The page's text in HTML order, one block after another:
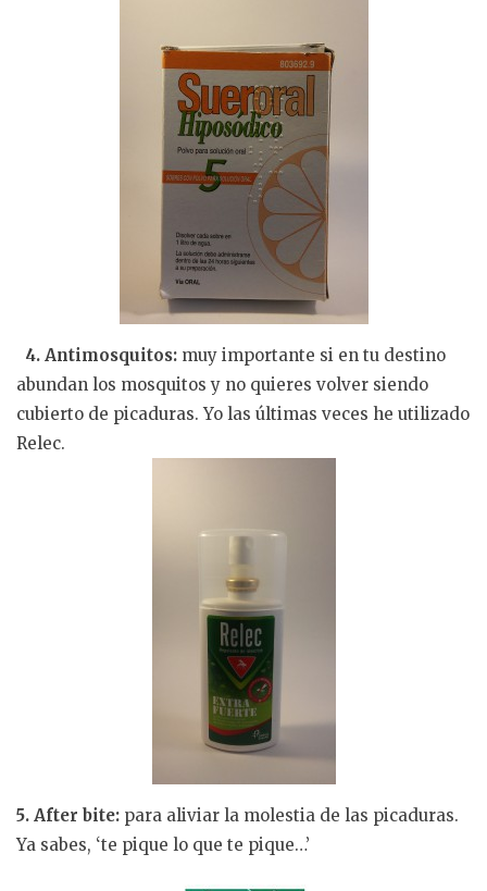
4. Antimosquitos: muy importante si en tu destino
abundan los mosquitos y no quieres volver siendo
cubierto de picaduras. Yo las últimas veces he utilizado
Relec.
5. After bite: para aliviar la molestia de las picaduras.
Ya sabes, ‘te pique lo que te pique…’